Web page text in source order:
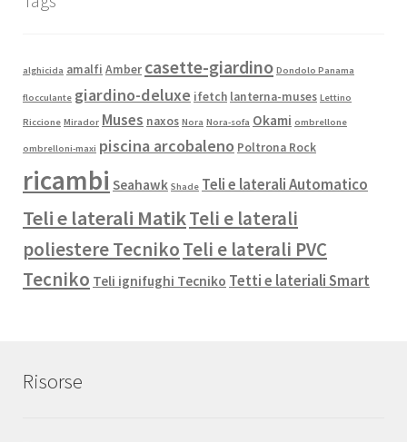
alghicida amalfi Amber casette-giardino Dondolo Panama
flocculante giardino-deluxe ifetch lanterna-muses Lettino
Riccione Mirador Muses naxos Nora Nora-sofa Okami ombrellone
ombrelloni-maxi piscina arcobaleno Poltrona Rock
ricambi Seahawk Shade Teli e laterali Automatico
Teli e laterali MatikTeli e laterali
poliestere TecnikoTeli e laterali PVC
Tecniko Teli ignifughi Tecniko Tetti e lateriali Smart
Risorse